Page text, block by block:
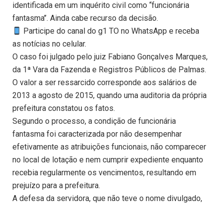
identificada em um inquérito civil como ‘‘funcionária
fantasma’’. Ainda cabe recurso da decisão.
Participe do canal do g1 TO no WhatsApp e receba
as notícias no celular.
O caso foi julgado pelo juiz Fabiano Gonçalves Marques,
da 1ª Vara da Fazenda e Registros Públicos de Palmas.
O valor a ser ressarcido corresponde aos salários de
2013 a agosto de 2015, quando uma auditoria da própria
prefeitura constatou os fatos.
Segundo o processo, a condição de funcionária
fantasma foi caracterizada por não desempenhar
efetivamente as atribuições funcionais, não comparecer
no local de lotação e nem cumprir expediente enquanto
recebia regularmente os vencimentos, resultando em
prejuízo para a prefeitura.
A defesa da servidora, que não teve o nome divulgado,